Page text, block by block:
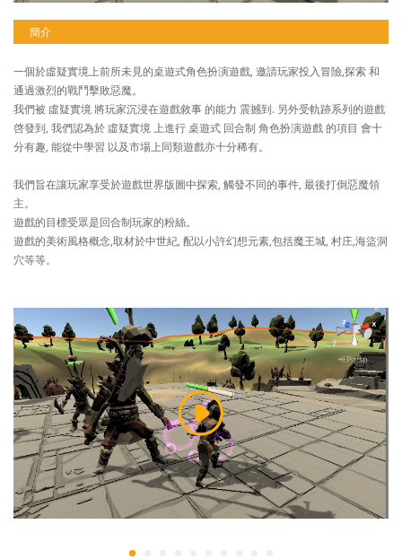
簡介
一個於虛疑實境上前所未見的桌遊式角色扮演遊戲, 邀請玩家投入冒險,探索 和
通過激烈的戰鬥擊敗惡魔。
我們被 虛疑實境 將玩家沉浸在遊戲敘事 的能力 震撼到. 另外受軌跡系列的遊戲
啓發到, 我們認為於 虛疑實境 上進行 桌遊式 回合制 角色扮演遊戲 的項目 會十
分有趣, 能從中學習 以及市場上同類遊戲亦十分稀有。
我們旨在讓玩家享受於遊戲世界版圖中探索, 觸發不同的事件, 最後打倒惡魔領
主。
遊戲的目標受眾是回合制玩家的粉絲。
遊戲的美術風格概念,取材於中世紀, 配以小許幻想元素,包括魔王城, 村庄,海盜洞
穴等等。